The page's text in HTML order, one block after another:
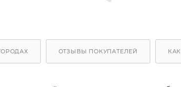
ОТЗЫВЫ ПОКУПАТЕЛЕЙ